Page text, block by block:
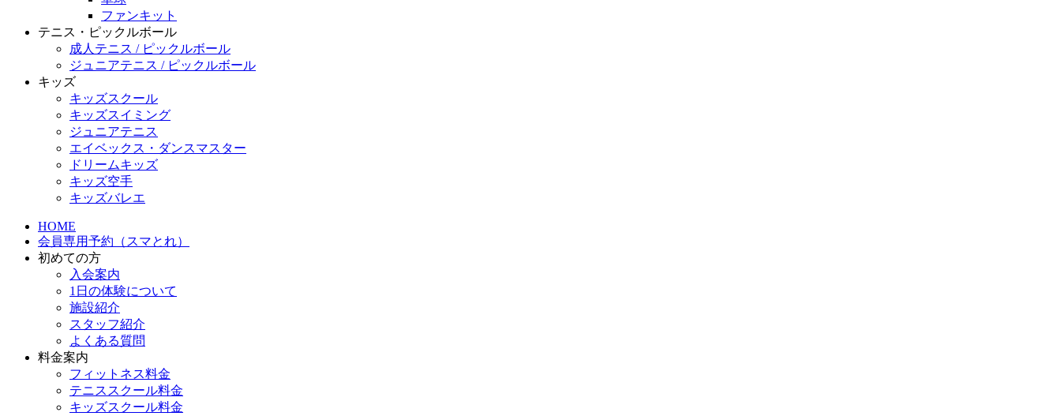
ファンキット
テニス・ピックルボール
成人テニス / ピックルボール
ジュニアテニス / ピックルボール
キッズ
キッズスクール
キッズスイミング
ジュニアテニス
エイベックス・ダンスマスター
ドリームキッズ
キッズ空手
キッズバレエ
HOME
会員専用予約（スマとれ）
初めての方
入会案内
1日の体験について
施設紹介
スタッフ紹介
よくある質問
料金案内
フィットネス料金
テニススクール料金
キッズスクール料金